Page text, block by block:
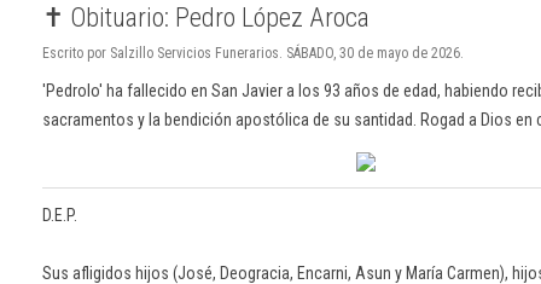
✝️ Obituario: Pedro López Aroca
Escrito por Salzillo Servicios Funerarios. SÁBADO, 30 de mayo de 2026.
'Pedrolo' ha fallecido en San Javier a los 93 años de edad, habiendo
sacramentos y la bendición apostólica de su santidad. Rogad a Dios en
D.E.P.
Sus afligidos hijos (José, Deogracia, Encarni, Asun y María Carmen),